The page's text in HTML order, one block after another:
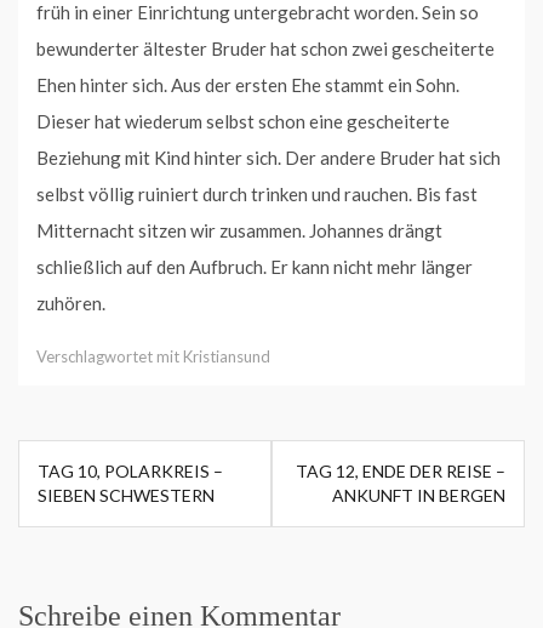
früh in einer Einrichtung untergebracht worden. Sein so
bewunderter ältester Bruder hat schon zwei gescheiterte
Ehen hinter sich. Aus der ersten Ehe stammt ein Sohn.
Dieser hat wiederum selbst schon eine gescheiterte
Beziehung mit Kind hinter sich. Der andere Bruder hat sich
selbst völlig ruiniert durch trinken und rauchen. Bis fast
Mitternacht sitzen wir zusammen. Johannes drängt
schließlich auf den Aufbruch. Er kann nicht mehr länger
zuhören.
Verschlagwortet mit Kristiansund
Beitragsnavigation
TAG 10, POLARKREIS –
SIEBEN SCHWESTERN
TAG 12, ENDE DER REISE –
ANKUNFT IN BERGEN
Schreibe einen Kommentar